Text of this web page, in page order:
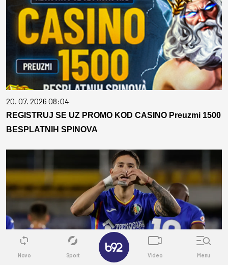
20. 07. 2026 08:04
REGISTRUJ SE UZ PROMO KOD CASINO Preuzmi 1500
BESPLATNIH SPINOVA
Novo Sport Video Menu
✕